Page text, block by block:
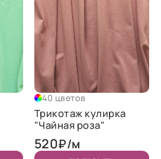
40 цветов
Трикотаж кулирка
"Чайная роза"
520₽/м